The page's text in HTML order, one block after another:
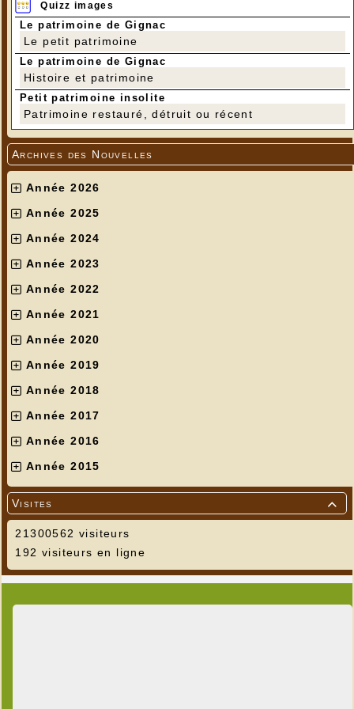
Quizz images
Le patrimoine de Gignac
Le petit patrimoine
Le patrimoine de Gignac
Histoire et patrimoine
Petit patrimoine insolite
Patrimoine restauré, détruit ou récent
Archives des Nouvelles
Année 2026
Année 2025
Année 2024
Année 2023
Année 2022
Année 2021
Année 2020
Année 2019
Année 2018
Année 2017
Année 2016
Année 2015

Visites
21300562 visiteurs
192 visiteurs en ligne